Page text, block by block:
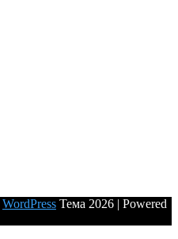
WordPress Тема 2026 | Powered